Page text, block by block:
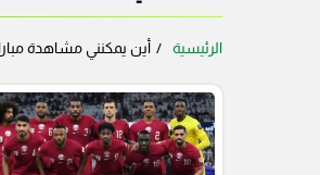
الرئيسية أين يمكنني مشاهدة